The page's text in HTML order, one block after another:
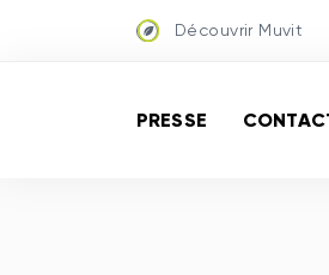
Découvrir Muvit
PRESSE